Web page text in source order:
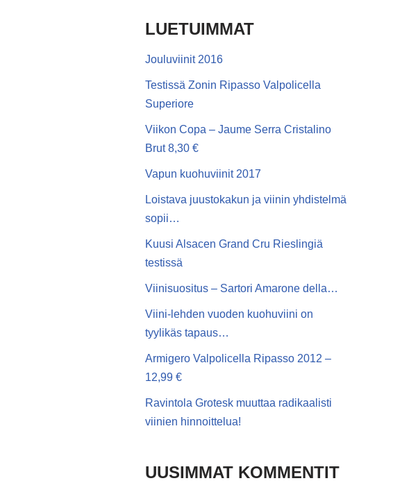
LUETUIMMAT
Jouluviinit 2016
Testissä Zonin Ripasso Valpolicella
Superiore
Viikon Copa – Jaume Serra Cristalino
Brut 8,30 €
Vapun kuohuviinit 2017
Loistava juustokakun ja viinin yhdistelmä
sopii…
Kuusi Alsacen Grand Cru Rieslingiä
testissä
Viinisuositus – Sartori Amarone della…
Viini-lehden vuoden kuohuviini on
tyylikäs tapaus…
Armigero Valpolicella Ripasso 2012 –
12,99 €
Ravintola Grotesk muuttaa radikaalisti
viinien hinnoittelua!
UUSIMMAT KOMMENTIT